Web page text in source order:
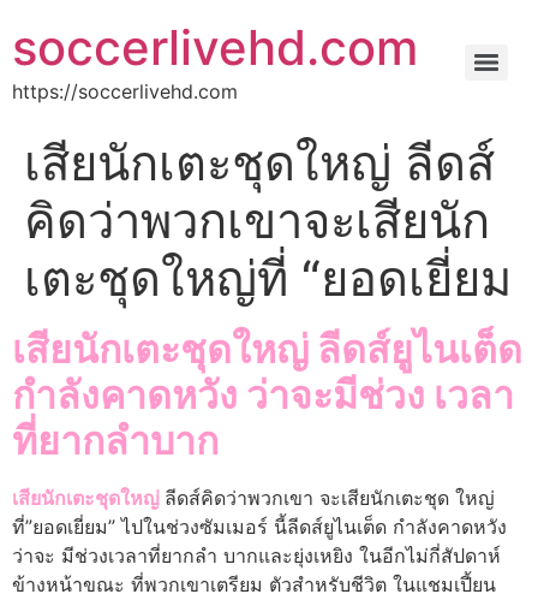
soccerlivehd.com
https://soccerlivehd.com
เสียนักเตะชุดใหญ่ ลีดส์
คิดว่าพวกเขาจะเสียนัก
เตะชุดใหญ่ที่ “ยอดเยี่ยม
เสียนักเตะชุดใหญ่ ลีดส์ยูไนเต็ด
กําลังคาดหวัง ว่าจะมีช่วง เวลา
ที่ยากลําบาก
เสียนักเตะชุดใหญ่ ลีดส์คิดว่าพวกเขา จะเสียนักเตะชุด ใหญ่
ที่”ยอดเยี่ยม” ไปในช่วงซัมเมอร์ นี้ลีดส์ยูไนเต็ด กําลังคาดหวัง
ว่าจะ มีช่วงเวลาที่ยากลํา บากและยุ่งเหยิง ในอีกไม่กี่สัปดาห์
ข้างหน้าขณะ ที่พวกเขาเตรียม ตัวสําหรับชีวิต ในแชมเปี้ยน